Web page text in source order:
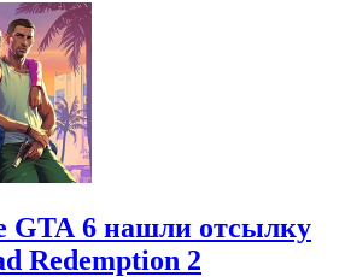
GTA 6 нашли отсылку
Redemption 2